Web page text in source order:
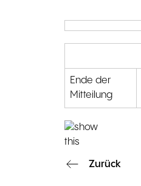
Ende der
Mitteilung
Zurück